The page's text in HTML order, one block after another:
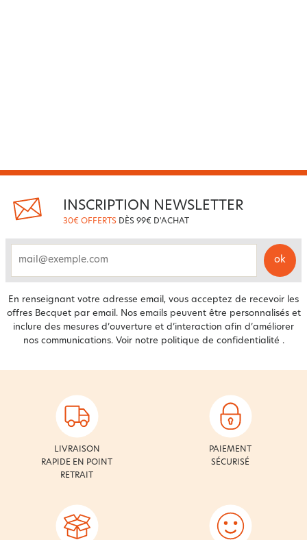
INSCRIPTION NEWSLETTER
30€ OFFERTS DÈS 99€ D'ACHAT
ok
En renseignant votre adresse email, vous acceptez de recevoir les
offres Becquet par email. Nos emails peuvent être personnalisés et
inclure des mesures d’ouverture et d’interaction afin d’améliorer
nos communications. Voir notre politique de confidentialité .
LIVRAISON
RAPIDE EN POINT
RETRAIT
PAIEMENT
SÉCURISÉ